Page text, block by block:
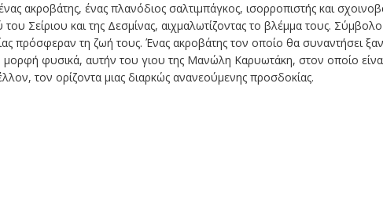
ακροβάτης, ένας πλανόδιος σαλτιμπάγκος, ισορροπιστής και
Σείριου και της Δεσμίνας, αιχμαλωτίζοντας το βλέμμα τους. Σύμβολο
πρόσφεραν τη ζωή τους. Ένας ακροβάτης τον οποίο θα συναντήσει
φυσικά, αυτήν του γιου της Μανώλη Καρυωτάκη, στον οποίο
τον ορίζοντα μιας διαρκώς ανανεούμενης προσδοκίας.